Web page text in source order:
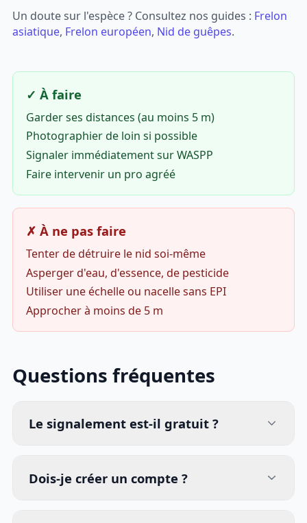
Un doute sur l'espèce ? Consultez nos guides : Frelon
asiatique, Frelon européen, Nid de guêpes.
✓ À faire
Garder ses distances (au moins 5 m)
Photographier de loin si possible
Signaler immédiatement sur WASPP
Faire intervenir un pro agréé
✗ À ne pas faire
Tenter de détruire le nid soi-même
Asperger d'eau, d'essence, de pesticide
Utiliser une échelle ou nacelle sans EPI
Approcher à moins de 5 m
Questions fréquentes
Le signalement est-il gratuit ?
Dois-je créer un compte ?